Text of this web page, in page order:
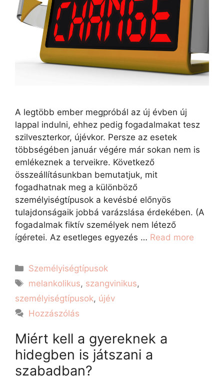
A legtöbb ember megpróbál az új évben új
lappal indulni, ehhez pedig fogadalmakat tesz
szilveszterkor, újévkor. Persze az esetek
többségében január végére már sokan nem is
emlékeznek a terveikre. Következő
összeállításunkban bemutatjuk, mit
fogadhatnak meg a különböző
személyiségtípusok a kevésbé előnyös
tulajdonságaik jobbá varázslása érdekében. (A
fogadalmak fiktív személyek nem létező
ígéretei. Az esetleges egyezés … Read more
Személyiségtípusok
melankolikus, szangvinikus,
személyiségtípusok, újév
Hozzászólás
Miért kell a gyereknek a
hidegben is játszani a
szabadban?